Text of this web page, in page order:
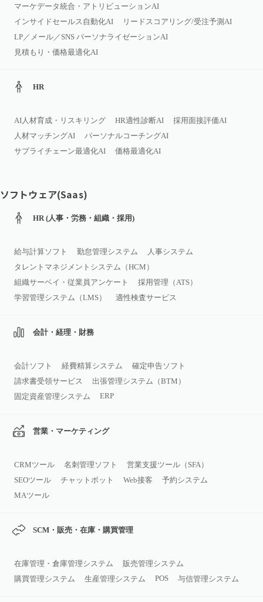
マーケデータ統合・アトリビューションAI
インサイドセールス自動化AI
リードスコアリング/受注予測AI
LP／メール／SNS パーソナライゼーションAI
見積もり・価格最適化AI
HR
AI人材育成・リスキリング HR適性診断AI
採用面接評価AI
人材マッチングAI
パーソナルコーチングAI
サプライチェーン最適化AI
価格最適化AI
ソフトウェア(Saas)
HR (人事・労務・組織・採用)
給与計算ソフト 勤怠管理システム
人事システム
タレントマネジメントシステム（HCM）
組織サーベイ・従業員アンケート
採用管理（ATS）
学習管理システム（LMS）
適性検査サービス
会計・経理・財務
会計ソフト 経費精算システム
確定申告ソフト
請求書受領サービス
出張管理システム（BTM）
固定資産管理システム
ERP
営業・マーケティング
CRMツール 名刺管理ソフト
営業支援ツール（SFA）
SEOツール
チャットボット Web接客
予約システム
MAツール
SCM・販売・在庫・購買管理
在庫管理・倉庫管理システム
販売管理システム
購買管理システム
生産管理システム POS 与信管理システム